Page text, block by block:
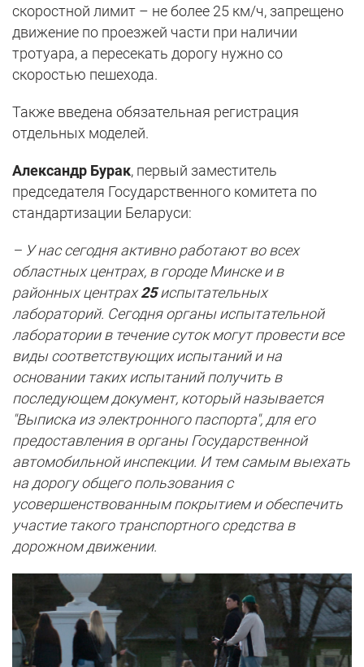
скоростной лимит – не более 25 км/ч, запрещено
движение по проезжей части при наличии
тротуара, а пересекать дорогу нужно со
скоростью пешехода.
Также введена обязательная регистрация
отдельных моделей.
Александр Бурак, первый заместитель
председателя Государственного комитета по
стандартизации Беларуси:
– У нас сегодня активно работают во всех
областных центрах, в городе Минске и в
районных центрах25испытательных
лабораторий. Сегодня органы испытательной
лаборатории в течение суток могут провести все
виды соответствующих испытаний и на
основании таких испытаний получить в
последующем документ, который называется
"Выписка из электронного паспорта", для его
предоставления в органы Государственной
автомобильной инспекции. И тем самым выехать
на дорогу общего пользования с
усовершенствованным покрытием и обеспечить
участие такого транспортного средства в
дорожном движении.